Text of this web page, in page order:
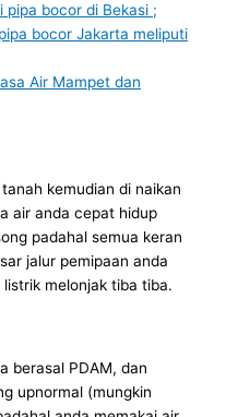
pipa bocor di Bekasi ;
bocor Jakarta meliputi
Air Mampet dan
kemudian di naikan
air anda cepat hidup
padahal semua keran
jalur pemipaan anda
melonjak tiba tiba.
berasal PDAM, dan
upnormal (mungkin